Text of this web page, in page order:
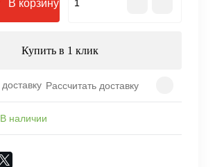
В корзину
Купить в 1 клик
Рассчитать доставку
В наличии